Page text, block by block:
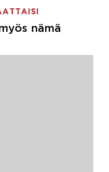
nämä